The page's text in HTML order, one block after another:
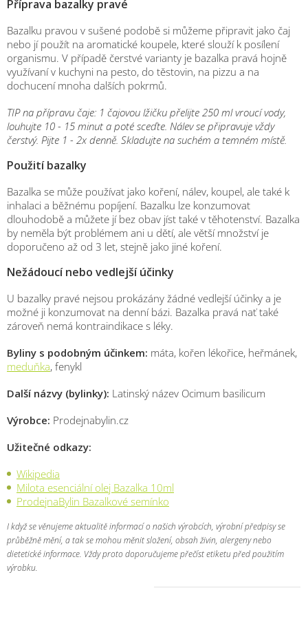
Příprava bazalky pravé
Bazalku pravou v sušené podobě si můžeme připravit jako čaj
nebo jí použít na aromatické koupele, které slouží k posílení
organismu. V případě čerstvé varianty je bazalka pravá hojně
využívaní v kuchyni na pesto, do těstovin, na pizzu a na
dochucení mnoha dalších pokrmů.
TIP na přípravu čaje: 1 čajovou lžičku přelijte 250 ml vroucí vody,
louhujte 10 - 15 minut a poté sceďte. Nálev se připravuje vždy
čerstvý. Pijte 1 - 2x denně. Skladujte na suchém a temném místě.
Použití bazalky
Bazalka se může používat jako koření, nálev, koupel, ale také k
inhalaci a běžnému popíjení. Bazalku lze konzumovat
dlouhodobě a můžete jí bez obav jíst také v těhotenství. Bazalka
by neměla být problémem ani u dětí, ale větší množství je
doporučeno až od 3 let, stejně jako jiné koření.
Nežádoucí nebo vedlejší účinky
U bazalky pravé nejsou prokázány žádné vedlejší účinky a je
možné ji konzumovat na denní bázi. Bazalka pravá nať také
zároveň nemá kontraindikace s léky.
Byliny s podobným účinkem: máta, kořen lékořice, heřmánek,
meduňka, fenykl
Další názvy (bylinky): Latinský název Ocimum basilicum
Výrobce: Prodejnabylin.cz
Užitečné odkazy:
Wikipedia
Milota esenciální olej Bazalka 10ml
ProdejnaBylin Bazalkové semínko
I když se věnujeme aktualitě informací o našich výrobcích, výrobní předpisy se
průběžně mění, a tak se mohou měnit složení, obsah živin, alergeny nebo
dietetické informace. Vždy proto doporučujeme přečíst etiketu před použitím
výrobku.